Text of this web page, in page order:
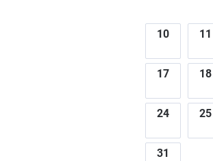
10 11
17 18
24 25
31